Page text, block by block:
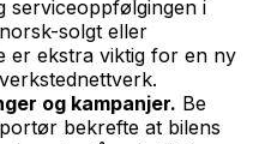
serviceoppfølgingen i
solgt eller
er ekstra viktig for en ny
og kampanjer. Be
bekrefte at bilens